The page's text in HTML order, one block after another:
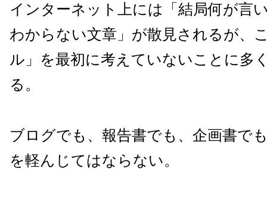
インターネット上には「結局何が言
わからない文章」が散見されるが、
ル」を最初に考えていないことに多
る。
ブログでも、報告書でも、企画書で
を軽んじてはならない。